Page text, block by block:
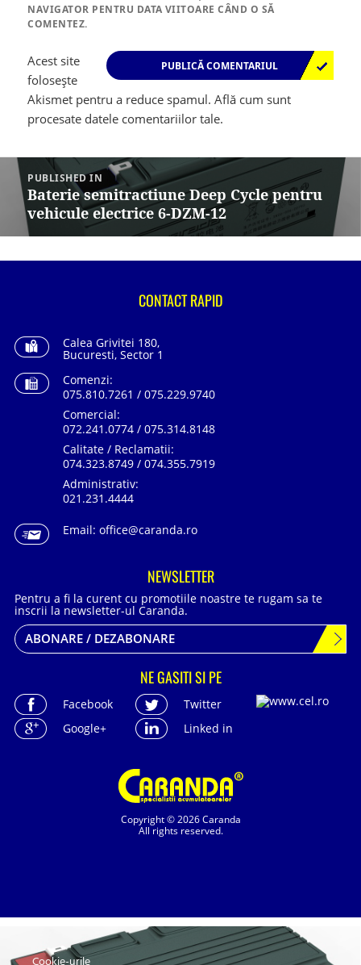
NAVIGATOR PENTRU DATA VIITOARE CÂND O SĂ
COMENTEZ.
Acest site
folosește
Akismet pentru a reduce spamul.Află cum sunt
procesate datele comentariilor tale.
Navigare
articole
PUBLISHED IN
Baterie semitractiune Deep Cycle pentru
vehicule electrice 6-DZM-12
Copyright © 2026 Caranda
All rights reserved.
CONTACT RAPID
Calea Grivitei 180,
Bucuresti, Sector 1
Comenzi:
075.810.7261 / 075.229.9740
Comercial:
072.241.0774 / 075.314.8148
Calitate / Reclamatii:
074.323.8749 / 074.355.7919
Administrativ:
021.231.4444
Email: office@caranda.ro
NEWSLETTER
Pentru a fi la curent cu promotiile noastre te rugam sa te
inscrii la newsletter-ul Caranda.
ABONARE / DEZABONARE
NE GASITI SI PE
Facebook
Twitter
Google+
Linked in